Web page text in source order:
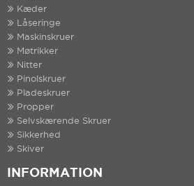
Kæder
Låseringe
Maskinskruer
Møtrikker
Nitter
Pinolskruer
Pladeskruer
Propper
Selvskærende Skruer
Sikkerhed
Skiver
INFORMATION